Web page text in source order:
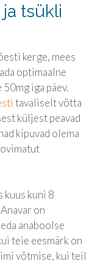
tsükli
kerge, mees
optimaalne
iga päev.
tavaliselt võtta
küljest peavad
kipuvad olema
kuus kuni 8
on
anaboolse
teie eesmärk on
võtmise, kui teil